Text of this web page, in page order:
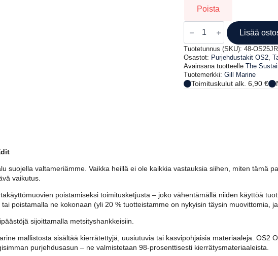
Poista
GILL
OS25
OFFSHORE
PURJEHDUSTAKKI
MIESTEN,
PUNAINEN
määrä
Lisää
Tuotetunnus (SKU): 48-
Osastot: Purjehdustakit OS2,
Avainsana tuotteelle The
Tuotemerkki: Gill Marine
Toimituskulut alk. 6,90 €
suojella valtameriämme. Vaikka heillä ei ole kaikkia vastauksia siihen, miten tämä
vaikutus.
poistamiseksi toimitusketjusta – joko vähentämällä niiden käyttöä
poistamalla ne kokonaan (yli 20 % tuotteistamme on nykyisin täysin muovittomia,
sijoittamalla metsityshankkeisiin.
mallistosta sisältää kierrätettyjä, uusiutuvia tai kasvipohjaisia materiaaleja. OS2
purjehdusasun – ne valmistetaan 98-prosenttisesti kierrätysmateriaaleista.